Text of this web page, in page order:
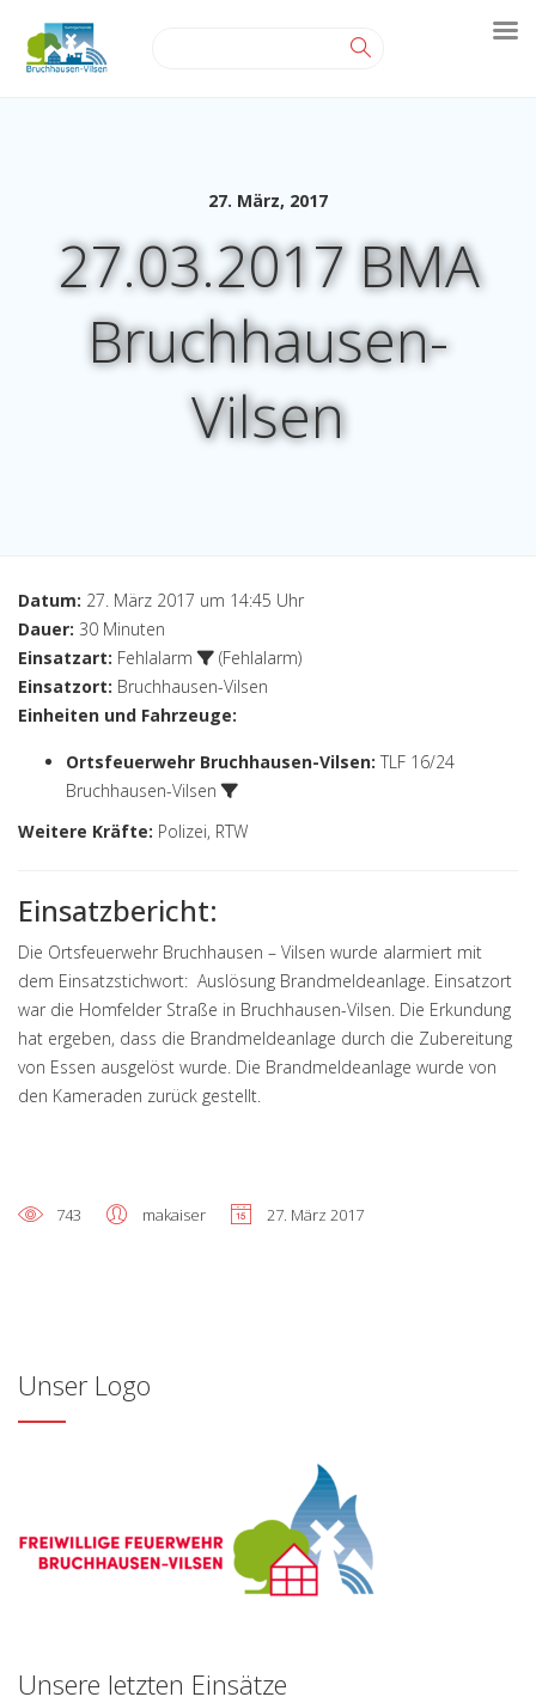
27. März, 2017
27.03.2017 BMA
Bruchhausen-
Vilsen
Datum: 27. März 2017 um 14:45 Uhr
Dauer: 30 Minuten
Einsatzart: Fehlalarm
(Fehlalarm)
Einsatzort: Bruchhausen-Vilsen
Einheiten und Fahrzeuge:
Ortsfeuerwehr Bruchhausen-Vilsen: TLF 16/24
Bruchhausen-Vilsen
Weitere Kräfte: Polizei, RTW
Einsatzbericht:
Die Ortsfeuerwehr Bruchhausen – Vilsen wurde alarmiert mit
dem Einsatzstichwort: Auslösung Brandmeldeanlage. Einsatzort
war die Homfelder Straße in Bruchhausen-Vilsen. Die Erkundung
hat ergeben, dass die Brandmeldeanlage durch die Zubereitung
von Essen ausgelöst wurde. Die Brandmeldeanlage wurde von
den Kameraden zurück gestellt.
743 makaiser 27. März 2017
Unser Logo
Unsere letzten Einsätze